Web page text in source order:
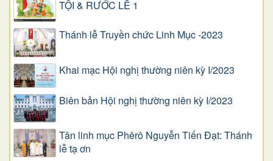
TỘI & RƯỚC LỄ 1
Thánh lễ Truyền chức Linh Mục -2023
Khai mạc Hội nghị thường niên kỳ I/2023
Biên bản Hội nghị thường niên kỳ I/2023
Tân linh mục Phêrô Nguyễn Tiến Đạt: Thánh
lễ tạ ơn